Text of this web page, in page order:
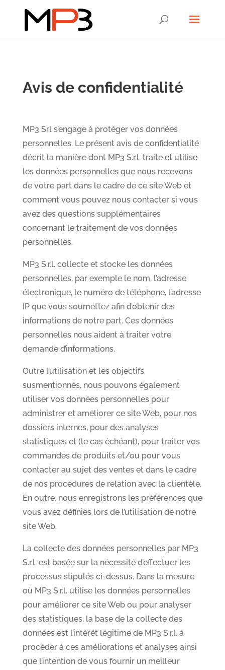
Avis de confidentialité
MP3 Srl s’engage à protéger vos données
personnelles. Le présent avis de confidentialité
décrit la manière dont MP3 S.r.l. traite et utilise
les données personnelles que nous recevons
de votre part dans le cadre de ce site Web et
comment vous pouvez nous contacter si vous
avez des questions supplémentaires
concernant le traitement de vos données
personnelles.
MP3 S.r.l. collecte et stocke les données
personnelles, par exemple le nom, l’adresse
électronique, le numéro de téléphone, l’adresse
IP que vous soumettez afin d’obtenir des
informations de notre part. Ces données
personnelles nous aident à traiter votre
demande d’informations.
Outre l’utilisation et les objectifs
susmentionnés, nous pouvons également
utiliser vos données personnelles pour
administrer et améliorer ce site Web, pour nos
dossiers internes, pour des analyses
statistiques et (le cas échéant), pour traiter vos
commandes de produits et/ou pour vous
contacter au sujet des ventes et dans le cadre
de nos procédures de relation avec la clientèle.
En outre, nous enregistrons les préférences que
vous avez définies lors de l’utilisation de notre
site Web.
La collecte des données personnelles par MP3
S.r.l. est basée sur la nécessité d’effectuer les
processus stipulés ci-dessus. Dans la mesure
où MP3 S.r.l. utilise les données personnelles
pour améliorer ce site Web ou pour analyser
des statistiques, la base de la collecte des
données est l’intérêt légitime de MP3 S.r.l. à
procéder à ces améliorations et analyses ainsi
que l’intention de vous fournir un meilleur